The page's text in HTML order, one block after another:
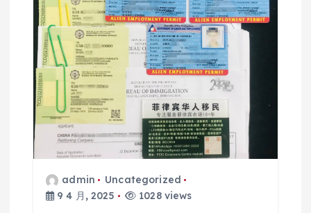
admin
Uncategorized
9 4 月, 2025
1028 views